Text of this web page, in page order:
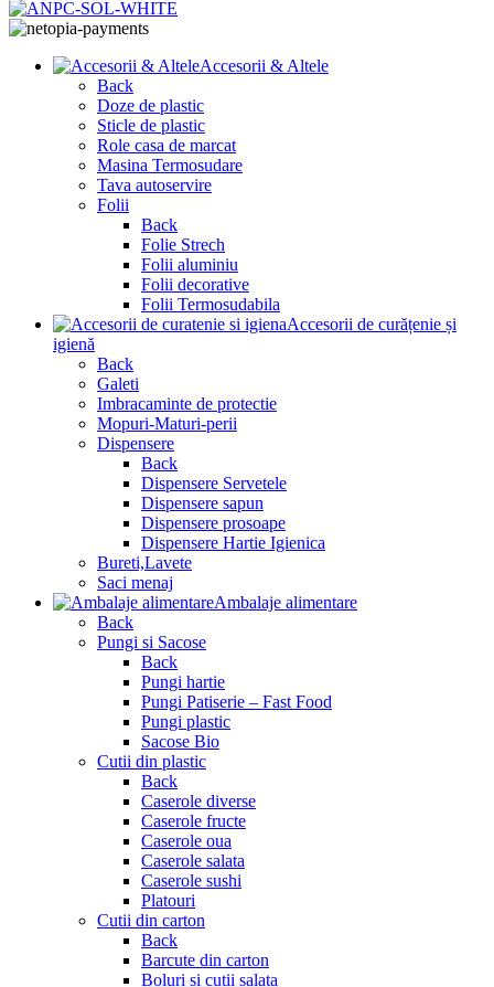
Accesorii & Altele
Back
Doze de plastic
Sticle de plastic
Role casa de marcat
Masina Termosudare
Tava autoservire
Folii
Back
Folie Strech
Folii aluminiu
Folii decorative
Folii Termosudabila
Accesorii de curățenie și
igienă
Back
Galeti
Imbracaminte de protectie
Mopuri-Maturi-perii
Dispensere
Back
Dispensere Servetele
Dispensere sapun
Dispensere prosoape
Dispensere Hartie Igienica
Bureti,Lavete
Saci menaj
Ambalaje alimentare
Back
Pungi si Sacose
Back
Pungi hartie
Pungi Patiserie – Fast Food
Pungi plastic
Sacose Bio
Cutii din plastic
Back
Caserole diverse
Caserole fructe
Caserole oua
Caserole salata
Caserole sushi
Platouri
Cutii din carton
Back
Barcute din carton
Boluri si cutii salata